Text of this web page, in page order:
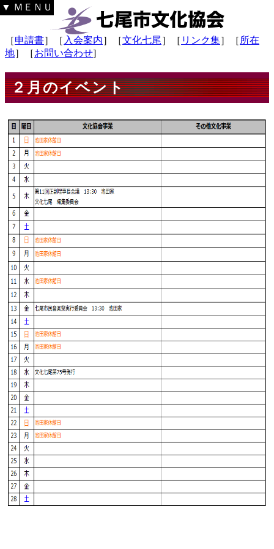
▼ ＭＥＮＵ
［申請書］［ 入会案内］［文化七尾］［ リンク集］［ 所在
地］［お問い合わせ]
２月のイベント